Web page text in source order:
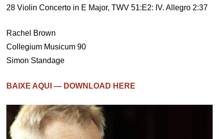
28 Violin Concerto in E Major, TWV 51:E2: IV. Allegro 2:37
Rachel Brown
Collegium Musicum 90
Simon Standage
BAIXE AQUI — DOWNLOAD HERE